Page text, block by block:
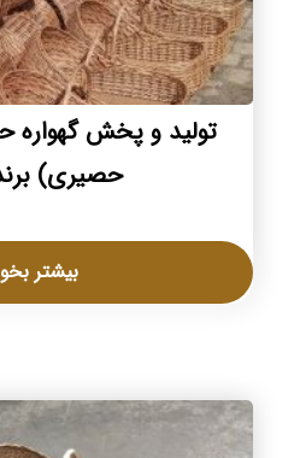
تولید و پخش گهواره
حصیری)
بیشتر